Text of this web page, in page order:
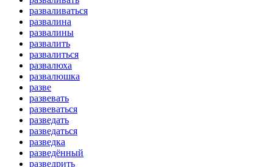
разваливаться
развалина
развалины
развалить
развалиться
развалюха
развалюшка
разве
развевать
развеваться
разведать
разведаться
разведка
разведённый
разведрить